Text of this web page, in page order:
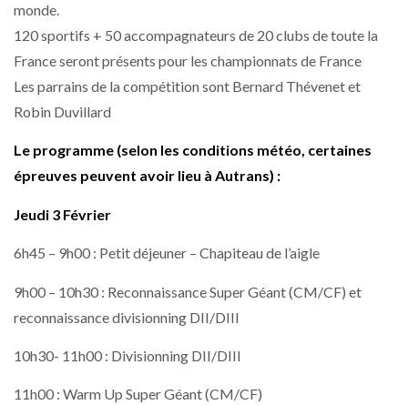
monde.
120 sportifs + 50 accompagnateurs de 20 clubs de toute la
France seront présents pour les championnats de France
Les parrains de la compétition sont Bernard Thévenet et
Robin Duvillard
Le programme (selon les conditions météo, certaines
épreuves peuvent avoir lieu à Autrans) :
Jeudi 3 Février
6h45 – 9h00 : Petit déjeuner – Chapiteau de l’aigle
9h00 – 10h30 : Reconnaissance Super Géant (CM/CF) et
reconnaissance divisionning DII/DIII
10h30- 11h00 : Divisionning DII/DIII
11h00 : Warm Up Super Géant (CM/CF)